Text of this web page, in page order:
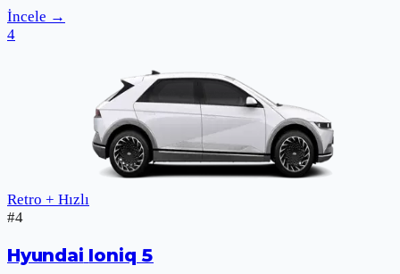
İncele →
4
Retro + Hızlı
#4
Hyundai Ioniq 5